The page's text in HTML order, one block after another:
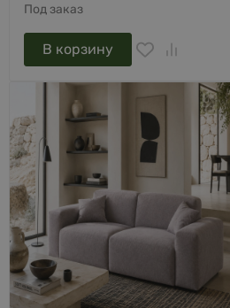
Под заказ
В корзину